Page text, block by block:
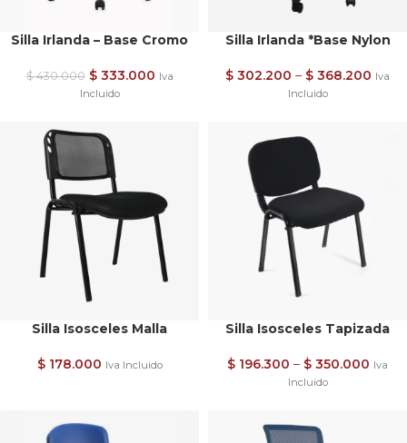
Silla Irlanda – Base Cromo
$430.000 $333.000 Iva
Incluido
Silla Irlanda *Base Nylon
$ 302.200 – $ 368.200 Iva
Incluido
Silla Isosceles Malla
$178.000 Iva Incluido
Silla Isosceles Tapizada
$ 196.300 – $ 350.000 Iva
Incluido